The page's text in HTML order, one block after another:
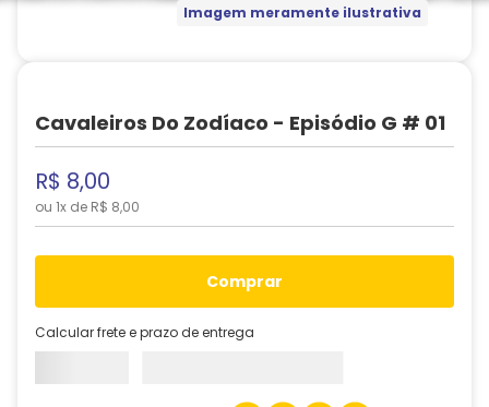
Imagem meramente ilustrativa
Cavaleiros Do Zodíaco - Episódio G # 01
R$ 8,00
ou 1x de R$ 8,00
comprar
Calcular frete e prazo de entrega